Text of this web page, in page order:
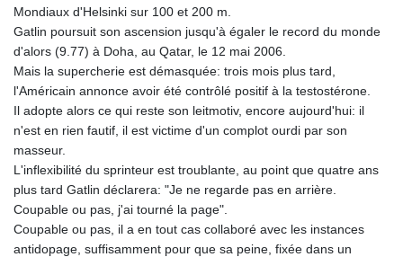
ILS 3.0115
INR 95.19655
IQD
1308.066714
IRR
ISK 122.78976
JEP 0.742819
JOD 0.708983
JPY 157.761501
Mondiaux d'Helsinki sur 100 et 200 m.
Gatlin poursuit son ascension jusqu'à égaler le record du monde
d'alors (9.77) à Doha, au Qatar, le 12 mai 2006.
Mais la supercherie est démasquée: trois mois plus tard,
l'Américain annonce avoir été contrôlé positif à la testostérone.
Il adopte alors ce qui reste son leitmotiv, encore aujourd'hui: il
n'est en rien fautif, il est victime d'un complot ourdi par son
masseur.
L'inflexibilité du sprinteur est troublante, au point que quatre ans
plus tard Gatlin déclarera: "Je ne regarde pas en arrière.
Coupable ou pas, j'ai tourné la page".
Coupable ou pas, il a en tout cas collaboré avec les instances
antidopage, suffisamment pour que sa peine, fixée dans un